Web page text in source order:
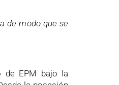
de modo que se
de EPM bajo la